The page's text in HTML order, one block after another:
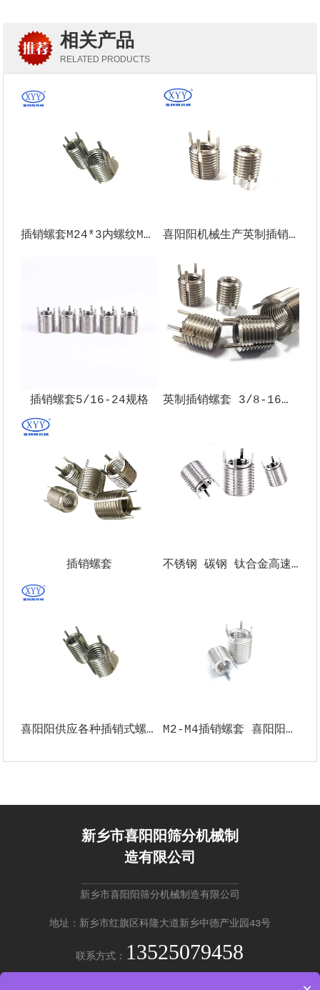
相关产品
RELATED PRODUCTS
插销螺套M24*3内螺纹M33*2外螺纹 喜阳阳机械生产英制插销螺套1/4-28
插销螺套5/16-24规格 英制插销螺套 3/8-16内螺纹
插销螺套 不锈钢 碳钢 钛合金高速钢 镀锌 磷化钝化 键锁式螺纹护套 轻型重型 插销螺套
喜阳阳供应各种插销式螺套 非标尺寸碳钢插销护套 带销锁紧螺牙套 M2-M4插销螺套 喜阳阳机械 丝套 不锈钢护套 加强螺纹修复
新乡市喜阳阳筛分机械制
造有限公司
新乡市喜阳阳筛分机械制造有限公司
地址：新乡市红旗区科隆大道新乡中德产业园43号
联系方式： 13525079458